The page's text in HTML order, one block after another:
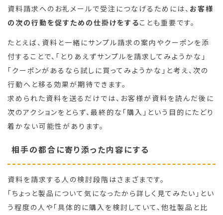
資料請求へのお礼メールで受注につなげるためには、 お客様
の次の行動を促すための仕掛けをすることも重要です。
たとえば、資料と一緒にサンプル請求の案内やクーポンを添
付することで、「とりあえずサンプルを請求してみようかな」
「クーポンがあるなら試しに買ってみようかな」と考え、次の
行動へと移る効果が期待できます。
求められた資料を送るだけでは、お客様が資料を読んだ後に
次のアクションをとらず、最終的な「購入」という目的にたどり
着かない可能性があります。
相手の都合に寄り添った内容にする
資料を請求する人の検討段階はさまざまです。
「ちょっと製品について気になったから詳しく見てみたい」とい
う程度の人や「具体的に購入を検討していて、他社製品と比